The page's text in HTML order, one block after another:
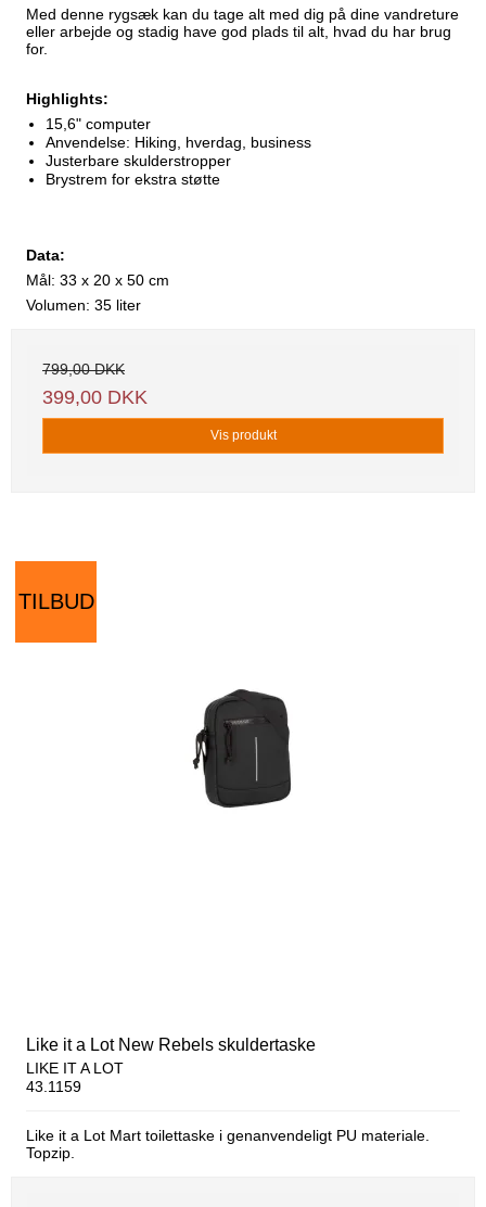
Med denne rygsæk kan du tage alt med dig på dine vandreture
eller arbejde og stadig have god plads til alt, hvad du har brug
for.
Highlights:
15,6" computer
Anvendelse: Hiking, hverdag, business
Justerbare skulderstropper
Brystrem for ekstra støtte
Data:
Mål: 33 x 20 x 50 cm
Volumen: 35 liter
799,00 DKK
399,00 DKK
Vis produkt
TILBUD
Like it a Lot New Rebels skuldertaske
LIKE IT A LOT
43.1159
Like it a Lot Mart toilettaske i genanvendeligt PU materiale.
Topzip.